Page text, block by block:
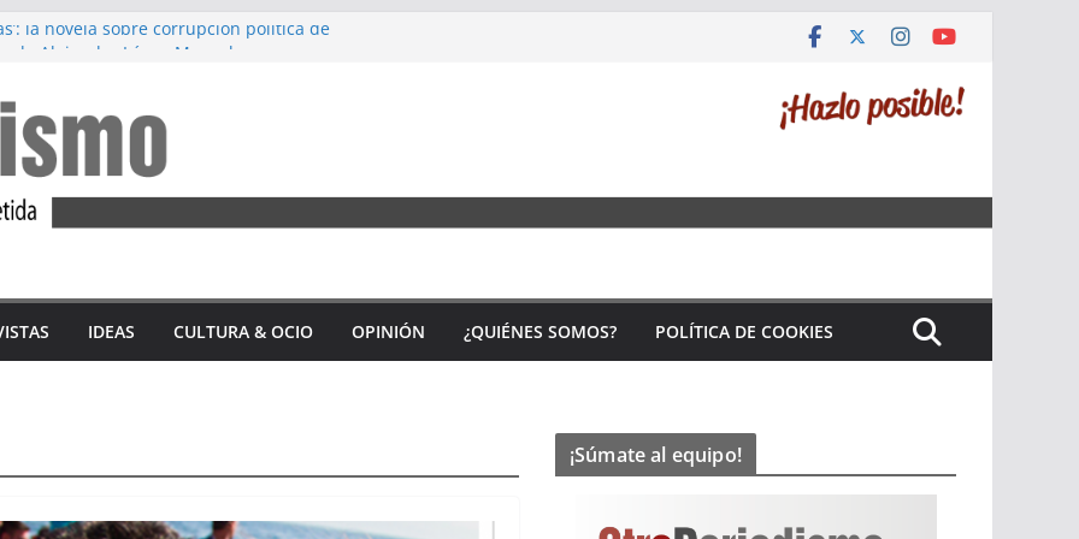
la novela sobre corrupción política de
de Accem: Por qué huyen las mujeres
de las víctimas mortales por
en 2023 son andaluzas
del ‘Alfajor Solidario’: unión exitosa del
IDEAS CULTURA & OCIO OPINIÓN ¿QUIÉNES SOMOS? POLÍTICA DE COOKIES
¡Súmate al equipo!